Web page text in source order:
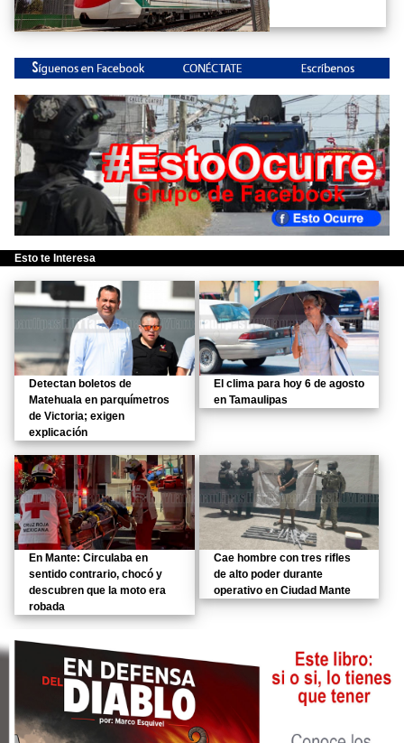
Esto te Interesa
Detectan boletos de
Matehuala en parquímetros
de Victoria; exigen
explicación
El clima para hoy 6 de agosto
en Tamaulipas
En Mante: Circulaba en
sentido contrario, chocó y
descubren que la moto era
robada
Cae hombre con tres rifles
de alto poder durante
operativo en Ciudad Mante